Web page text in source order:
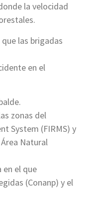
la velocidad
las brigadas
en el
zonas del
System (FIRMS) y
Natural
en el que
(Conanp) y el